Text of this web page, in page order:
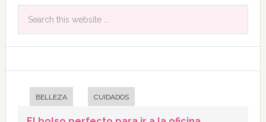
BELLEZA CUIDADOS